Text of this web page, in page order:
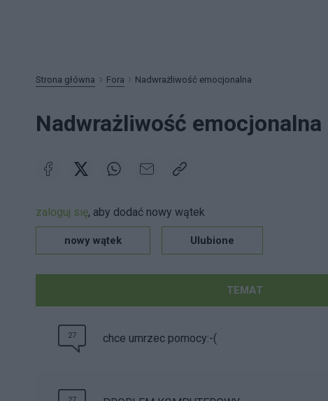
Strona główna Fora Nadwrażliwość emocjonalna
Nadwrażliwość emocjonalna
zaloguj się, aby dodać nowy wątek
nowy wątek Ulubione
TEMAT
27 chce umrzec pomocy:-(